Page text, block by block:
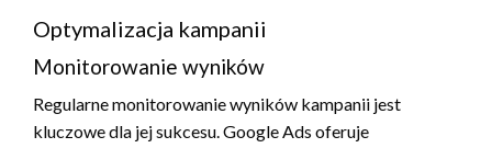
Optymalizacja kampanii
Monitorowanie wyników
Regularne monitorowanie wyników kampanii jest
kluczowe dla jej sukcesu. Google Ads oferuje